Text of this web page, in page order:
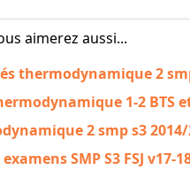
aimerez aussi...
thermodynamique 2
1-2 BTS
2 smp s3 2014/
SMP S3 FSJ v17-